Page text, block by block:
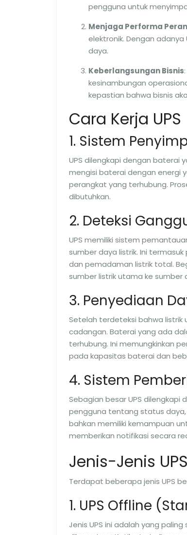
pengguna untuk
Menjaga Performa
elektronik. Dengan
daya.
Keberlangsungan Bisnis
kesinambungan
kepastian bahwa bisnis
Cara Kerja UPS
1. Sistem
UPS dilengkapi dengan baterai
mengisi baterai dengan energi
perangkat yang terhubung.
dibutuhkan.
2. Deteksi
UPS memiliki sistem
sumber daya listrik. Ini
dan pemadaman listrik total.
sumber listrik utama ke
3. Penyediaan
Setelah terdeteksi bahwa listrik
cadangan. Baterai yang ada
terhubung. Ini memungkinkan
pada kapasitas baterai dan
4. Sistem
Sebagian besar UPS
pengguna tentang status daya,
bahkan memiliki kemampuan
memberikan notifikasi secara
Jenis-Jenis UPS
Terdapat beberapa jenis UPS
1. UPS Offline
Jenis UPS ini adalah yang